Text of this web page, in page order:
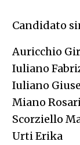
Candidato
Auricchio
Iuliano
Iuliano
Miano
Scorziello
Urti Erika